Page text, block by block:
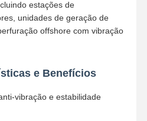
estações de
unidades de geração de
offshore com vibração
e Benefícios
vibração e estabilidade